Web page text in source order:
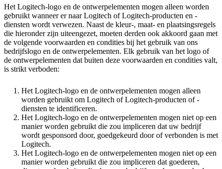
Het Logitech-logo en de ontwerpelementen mogen alleen worden
gebruikt wanneer er naar Logitech of Logitech-producten en -
diensten wordt verwezen. Naast de kleur-, maat- en plaatsingsregels
die hieronder zijn uiteengezet, moeten derden ook akkoord gaan met
de volgende voorwaarden en condities bij het gebruik van ons
bedrijfslogo en de ontwerpelementen. Elk gebruik van het logo of
de ontwerpelementen dat buiten deze voorwaarden en condities valt,
is strikt verboden:
Het Logitech-logo en de ontwerpelementen mogen alleen
worden gebruikt om Logitech of Logitech-producten of -
diensten te identificeren.
Het Logitech-logo en de ontwerpelementen mogen niet op een
manier worden gebruikt die zou impliceren dat uw bedrijf
wordt gesponsord door, goedgekeurd door of verbonden is met
Logitech.
Het Logitech-logo en de ontwerpelementen mogen niet op een
manier worden gebruikt die zou impliceren dat goederen,